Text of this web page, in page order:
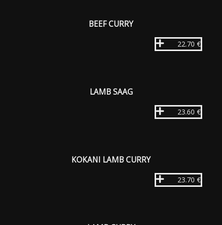
BEEF CURRY
22.70 €
LAMB SAAG
23.60 €
KOKANI LAMB CURRY
23.70 €